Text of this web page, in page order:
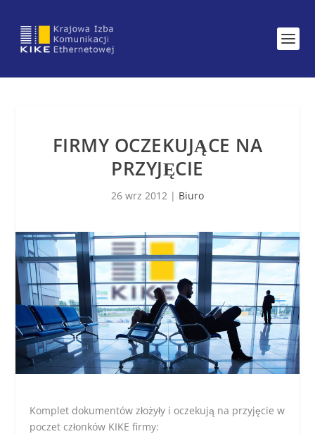
FIRMY OCZEKUJĄCE NA
PRZYJĘCIE
26 wrz 2012 | Biuro
Komplet dokumentów złożyły i oczekują na przyjęcie w
poczet członków KIKE firmy: